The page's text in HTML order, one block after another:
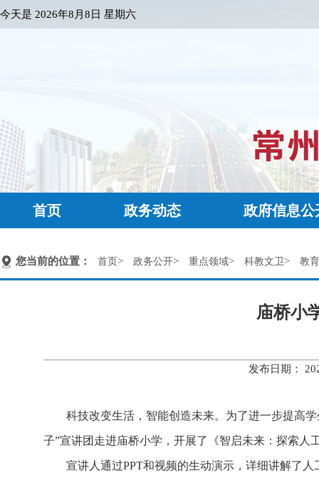
今天是 2026年8月8日 星期六
首页 政务动态 政府信息公
您当前的位置： 首页> 政务公开> 重点领域> 科教文卫> 教
庙桥小
发布日期：
科技改变生活，智能创造未来。为了进一步提高
子”宣讲团走进庙桥小学，开展了《智启未来：探索人
宣讲人通过PPT和视频的生动演示，详细讲解了